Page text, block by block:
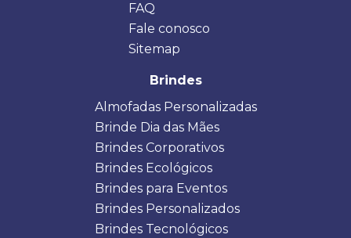
FAQ
Fale conosco
Sitemap
Brindes
Almofadas Personalizadas
Brinde Dia das Mães
Brindes Corporativos
Brindes Ecológicos
Brindes para Eventos
Brindes Personalizados
Brindes Tecnológicos